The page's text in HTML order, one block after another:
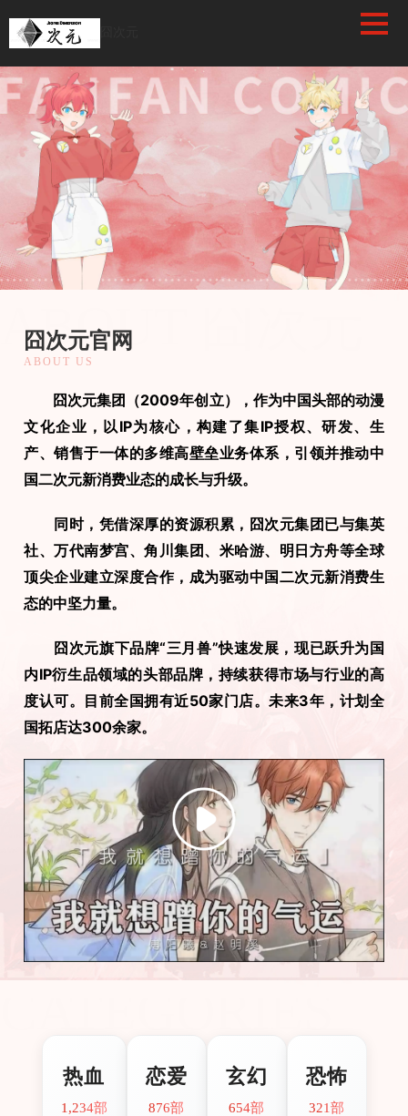
囧次元
ABOUT 囧次元
囧次元官网
ABOUT US
囧次元集团（2009年创立），作为中国头部的动漫
文化企业，以IP为核心，构建了集IP授权、研发、生
产、销售于一体的多维高壁垒业务体系，引领并推动中
国二次元新消费业态的成长与升级。
同时，凭借深厚的资源积累，囧次元集团已与集英
社、万代南梦宫、角川集团、米哈游、明日方舟等全球
顶尖企业建立深度合作，成为驱动中国二次元新消费生
态的中坚力量。
囧次元旗下品牌“三月兽”快速发展，现已跃升为国
内IP衍生品领域的头部品牌，持续获得市场与行业的高
度认可。目前全国拥有近50家门店。未来3年，计划全
国拓店达300余家。
热血
1,234部
恋爱
876部
玄幻
654部
恐怖
321部